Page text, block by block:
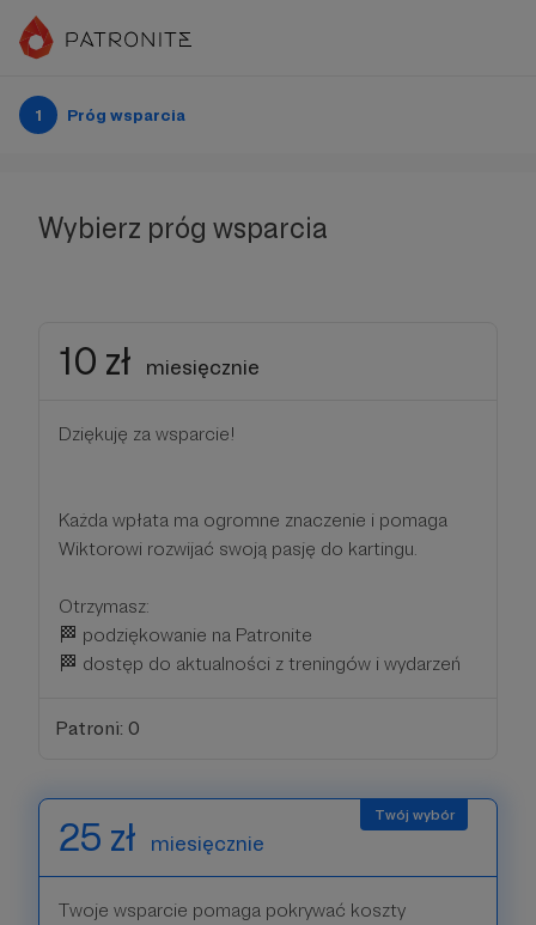
1 Próg wsparcia
Wybierz próg wsparcia
10 zł miesięcznie
Dziękuję za wsparcie!
Każda wpłata ma ogromne znaczenie i pomaga
Wiktorowi rozwijać swoją pasję do kartingu.
Otrzymasz:
🏁 podziękowanie na Patronite
🏁 dostęp do aktualności z treningów i wydarzeń
Patroni: 0
25 zł miesięcznie
Twoje wsparcie pomaga pokrywać koszty